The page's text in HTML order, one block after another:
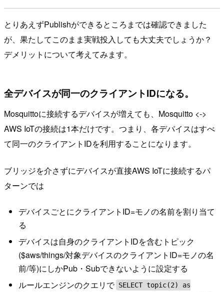
とりあえずPublishができるところまでは確認できました
が、果たしてこのまま実戦投入しても大丈夫でしょうか？
デメリットについて考えてみます。
全デバイスが同一のクライアントIDになる。
Mosquittoに接続するデバイスが増えても、Mosquitto <->
AWS IoTの接続は1本だけです。つまり、各デバイスはすべ
て同一のクライアントIDを利用することになります。
ブリッジを介さずにデバイスが直接AWS IoTに接続するパ
ターンでは
デバイスごとにクライアントID=モノの名前を割り当て
る
デバイスは自身のクライアントIDを含むトピック
($aws/things/対象デバイスのクライアントID=モノの名
前/等)にしかPub・Subできないように設定する
ルールエンジンのクエリで SELECT topic(2) as